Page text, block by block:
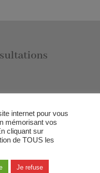
d’1h30 à 2h
internet pour vous
mémorisant vos
cliquant sur
de TOUS les
Je refuse